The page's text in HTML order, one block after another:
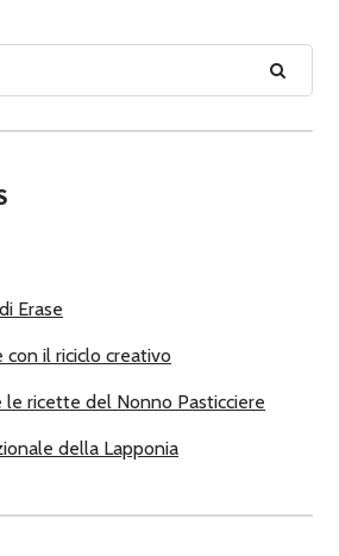
Erase
il riciclo creativo
ricette del Nonno Pasticciere
della Lapponia